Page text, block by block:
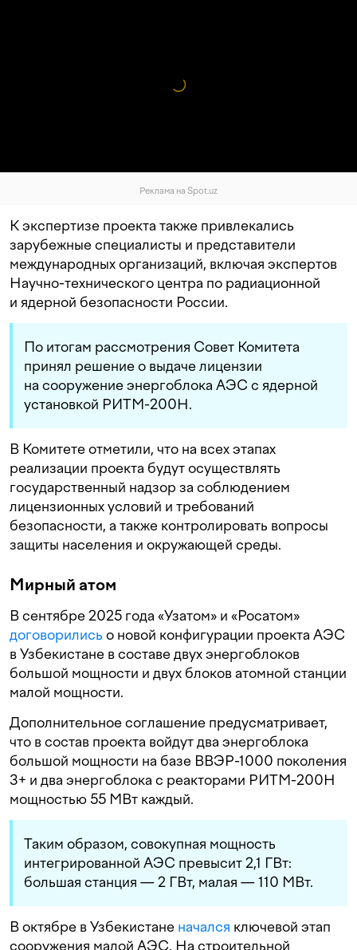
Реклама на Spot.uz
К экспертизе проекта также привлекались
зарубежные специалисты и представители
международных организаций, включая экспертов
Научно-технического центра по радиационной
и ядерной безопасности России.
По итогам рассмотрения Совет Комитета
принял решение о выдаче лицензии
на сооружение энергоблока АЭС с ядерной
установкой РИТМ-200Н.
В Комитете отметили, что на всех этапах
реализации проекта будут осуществлять
государственный надзор за соблюдением
лицензионных условий и требований
безопасности, а также контролировать вопросы
защиты населения и окружающей среды.
Мирный атом
В сентябре 2025 года «Узатом» и «Росатом»
договорились о новой конфигурации проекта АЭС
в Узбекистане в составе двух энергоблоков
большой мощности и двух блоков атомной станции
малой мощности.
Дополнительное соглашение предусматривает,
что в состав проекта войдут два энергоблока
большой мощности на базе ВВЭР-1000 поколения
3+ и два энергоблока с реакторами РИТМ-200Н
мощностью 55 МВт каждый.
Таким образом, совокупная мощность
интегрированной АЭС превысит 2,1 ГВт:
большая станция — 2 ГВт, малая — 110 МВт.
В октябре в Узбекистане начался ключевой этап
сооружения малой АЭС. На строительной